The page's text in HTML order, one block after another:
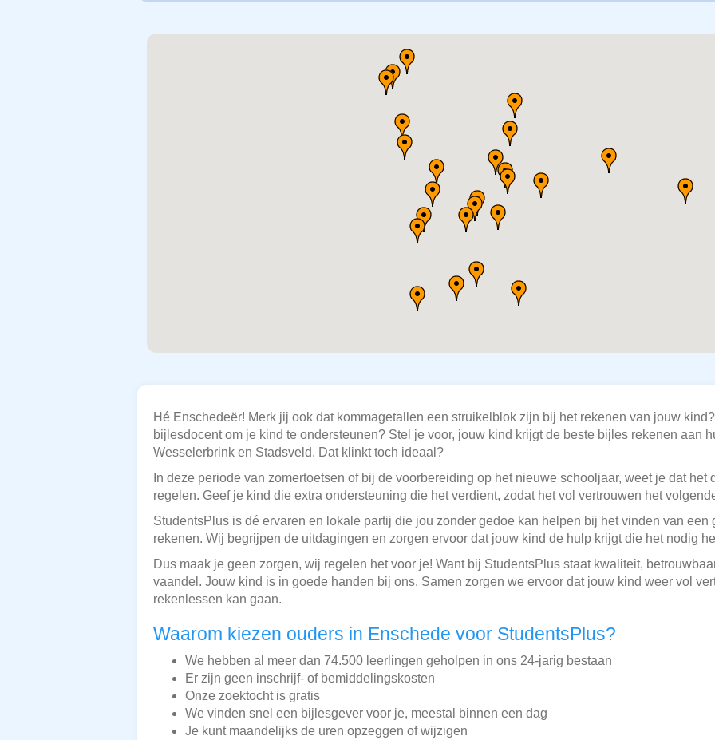
Hé Enschedeër! Merk jij ook dat kommagetallen een struikelblok zijn bij het rekenen van jouw
bijlesdocent om je kind te ondersteunen? Stel je voor, jouw kind krijgt de beste bijles rekenen aan
Wesselerbrink en Stadsveld. Dat klinkt toch ideaal?
In deze periode van zomertoetsen of bij de voorbereiding op het nieuwe schooljaar, weet je dat het
regelen. Geef je kind die extra ondersteuning die het verdient, zodat het vol vertrouwen het
StudentsPlus is dé ervaren en lokale partij die jou zonder gedoe kan helpen bij het vinden van
rekenen. Wij begrijpen de uitdagingen en zorgen ervoor dat jouw kind de hulp krijgt die het nodig
Dus maak je geen zorgen, wij regelen het voor je! Want bij StudentsPlus staat kwaliteit,
vaandel. Jouw kind is in goede handen bij ons. Samen zorgen we ervoor dat jouw kind weer vol
rekenlessen kan gaan.
Waarom kiezen ouders in Enschede voor StudentsPlus?
We hebben al meer dan 74.500 leerlingen geholpen in ons 24-jarig bestaan
Er zijn geen inschrijf- of bemiddelingskosten
Onze zoektocht is gratis
We vinden snel een bijlesgever voor je, meestal binnen een dag
Je kunt maandelijks de uren opzeggen of wijzigen